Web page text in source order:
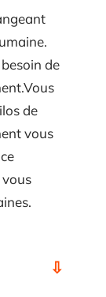
de
de
vous